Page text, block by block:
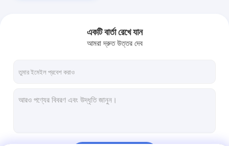
একটি বার্তা রেখে যান
আমরা দ্রুত উত্তর দেব